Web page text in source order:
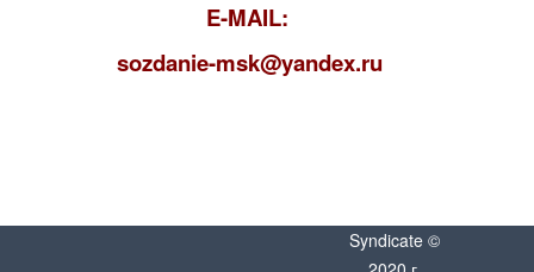
E-MAIL:
sozdanie-msk@yandex.ru
Syndicate ©